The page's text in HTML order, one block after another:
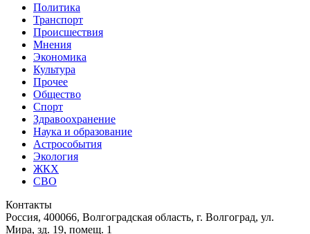
Политика
Транспорт
Происшествия
Мнения
Экономика
Культура
Прочее
Общество
Спорт
Здравоохранение
Наука и образование
Астрособытия
Экология
ЖКХ
СВО
Контакты
Россия, 400066, Волгоградская область, г. Волгоград, ул.
Мира, зд. 19, помещ. 1